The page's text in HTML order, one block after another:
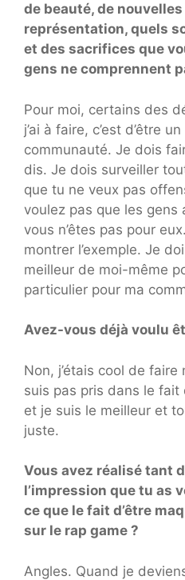
de beauté, de
représentation, quels
et des sacrifices que
gens ne comprennent
Pour moi, certains des
j’ai à faire, c’est d’être
communauté. Je dois
dis. Je dois surveiller
que tu ne veux pas
voulez pas que les gens
vous n’êtes pas pour
montrer l’exemple. Je
meilleur de moi-même
particulier pour ma
Avez-vous déjà voulu
Non, j’étais cool de
suis pas pris dans le fait
et je suis le meilleur et
juste.
Vous avez réalisé tant
l’impression que tu as
ce que le fait d’être
sur le rap game ?
Angles. Quand je